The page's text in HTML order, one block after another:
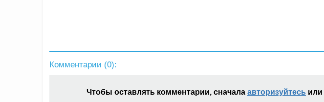
Комментарии (0):
Чтобы оставлять комментарии, сначала авторизуйтесь или